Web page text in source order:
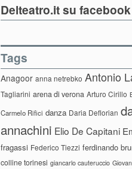
Delteatro.it su facebook
Tags
Anagoor anna netrebko Antonio
Tagliarini arena di verona Arturo Cirillo
Carmelo Rifici danza Daria Deflorian
annachini Elio De Capitani
fragassi Federico Tiezzi ferdinando
colline torinesi giancarlo cauteruccio